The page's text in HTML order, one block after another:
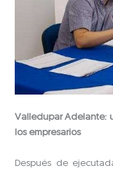
Valledupar Adelante:
los empresarios
Después de